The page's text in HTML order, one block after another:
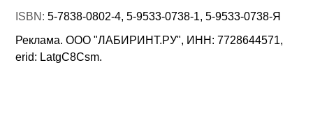
ISBN:5-7838-0802-4, 5-9533-0738-1, 5-9533-0738-Я
Реклама. ООО "ЛАБИРИНТ.РУ", ИНН: 7728644571,
erid: LatgC8Csm.